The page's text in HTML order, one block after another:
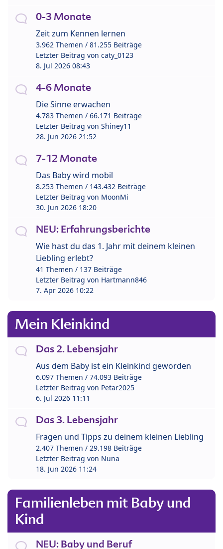
0-3 Monate
Zeit zum Kennen lernen
3.962 Themen / 81.255 Beiträge
Letzter Beitrag von caty_0123
8. Jul 2026 08:43
4-6 Monate
Die Sinne erwachen
4.783 Themen / 66.171 Beiträge
Letzter Beitrag von Shiney11
28. Jun 2026 21:52
7-12 Monate
Das Baby wird mobil
8.253 Themen / 143.432 Beiträge
Letzter Beitrag von MoonMi
30. Jun 2026 18:20
NEU: Erfahrungsberichte
Wie hast du das 1. Jahr mit deinem kleinen
Liebling erlebt?
41 Themen / 137 Beiträge
Letzter Beitrag von Hartmann846
7. Apr 2026 10:22
Mein Kleinkind
Das 2. Lebensjahr
Aus dem Baby ist ein Kleinkind geworden
6.097 Themen / 74.093 Beiträge
Letzter Beitrag von Petar2025
6. Jul 2026 11:11
Das 3. Lebensjahr
Fragen und Tipps zu deinem kleinen Liebling
2.407 Themen / 29.198 Beiträge
Letzter Beitrag von Nuna
18. Jun 2026 11:24
Familienleben mit Baby und
Kind
NEU: Baby und Beruf